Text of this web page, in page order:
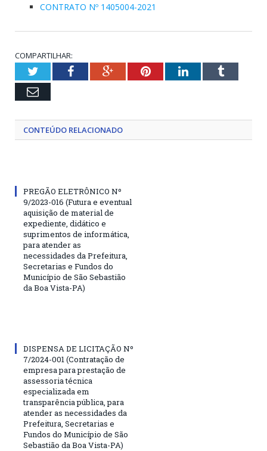
CONTRATO Nº 1405004-2021
COMPARTILHAR:
TwitterFacebookGoogle+PinterestLinkedInTumblr
Email
CONTEÚDO RELACIONADO
PREGÃO ELETRÔNICO Nº
9/2023-016 (Futura e eventual
aquisição de material de
expediente, didático e
suprimentos de informática,
para atender as
necessidades da Prefeitura,
Secretarias e Fundos do
Município de São Sebastião
da Boa Vista-PA)
DISPENSA DE LICITAÇÃO Nº
7/2024-001 (Contratação de
empresa para prestação de
assessoria técnica
especializada em
transparência pública, para
atender as necessidades da
Prefeitura, Secretarias e
Fundos do Município de São
Sebastião da Boa Vista-PA)